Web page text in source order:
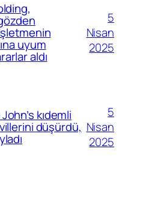
uyum
aldı
5
Nisan
2025
kıdemli
düşürdü,
5
Nisan
2025